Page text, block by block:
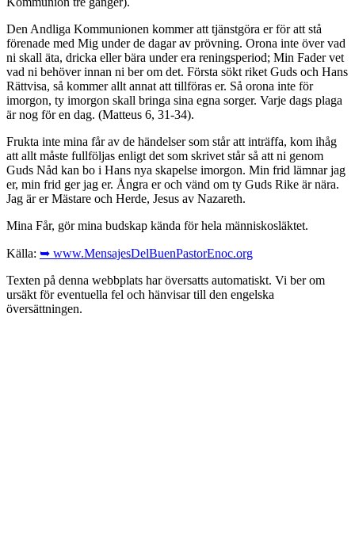
Den Andliga Kommunionen kommer att tjänstgöra er för att stå
förenade med Mig under de dagar av prövning. Orona inte över vad
ni skall äta, dricka eller bära under era reningsperiod; Min Fader vet
vad ni behöver innan ni ber om det. Första sökt riket Guds och Hans
Rättvisa, så kommer allt annat att tillföras er. Så orona inte för
imorgon, ty imorgon skall bringa sina egna sorger. Varje dags plaga
är nog för en dag. (Matteus 6, 31-34).
Frukta inte mina får av de händelser som står att inträffa, kom ihåg
att allt måste fullföljas enligt det som skrivet står så att ni genom
Guds Nåd kan bo i Hans nya skapelse imorgon. Min frid lämnar jag
er, min frid ger jag er. Ångra er och vänd om ty Guds Rike är nära.
Jag är er Mästare och Herde, Jesus av Nazareth.
Mina Får, gör mina budskap kända för hela människosläktet.
Källa: ➥ www.MensajesDelBuenPastorEnoc.org
Texten på denna webbplats har översatts automatiskt. Vi ber om
ursäkt för eventuella fel och hänvisar till den engelska
översättningen.